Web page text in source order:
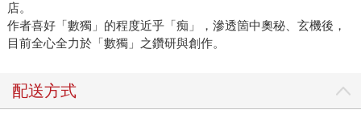
店。
作者喜好「數獨」的程度近乎「痴」，滲透箇中奧秘、玄機後，
目前全心全力於「數獨」之鑽研與創作。
配送方式